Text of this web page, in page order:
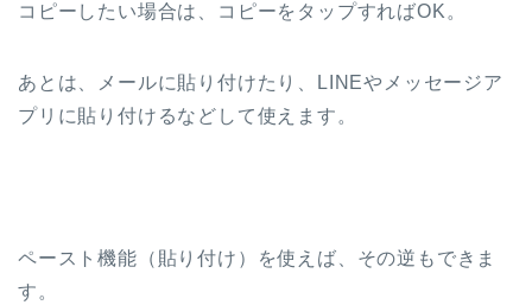
コピーしたい場合は、コピーをタップすればOK。
あとは、メールに貼り付けたり、LINEやメッセージア
プリに貼り付けるなどして使えます。
ペースト機能（貼り付け）を使えば、その逆もできま
す。